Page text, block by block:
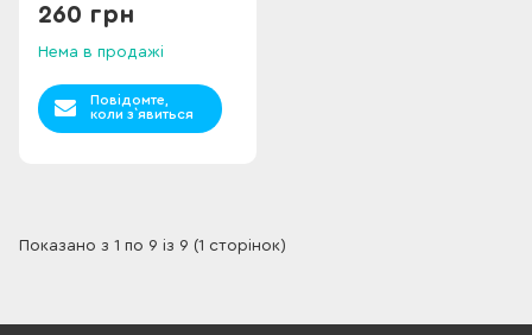
260 грн
Нема в продажі
Повідомте,
коли з`явиться
Показано з 1 по 9 із 9 (1 сторінок)